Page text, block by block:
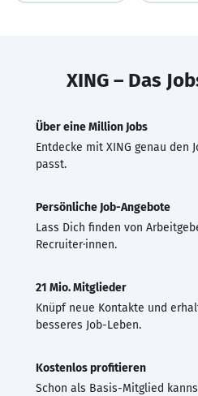
XING – Das
Über eine Million Jobs
Entdecke mit XING genau den
passt.
Persönliche Job-Angebote
Lass Dich finden von
Recruiter·innen.
21 Mio. Mitglieder
Knüpf neue Kontakte und
besseres Job-Leben.
Kostenlos profitieren
Schon als Basis-Mitglied